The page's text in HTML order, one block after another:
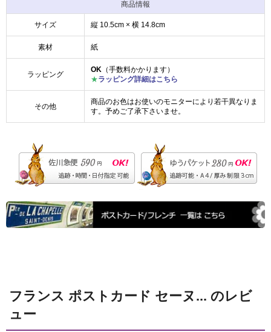
商品情報
サイズ 縦 10.5cm × 横 14.8cm
素材 紙
ラッピング
OK （手数料かかります）
★ラッピング詳細はこちら
その他
商品のお色はお使いのモニターにより若干異なりま
す。予めご了承下さいませ。
フランス ポストカード セーヌ... のレビ
ュー